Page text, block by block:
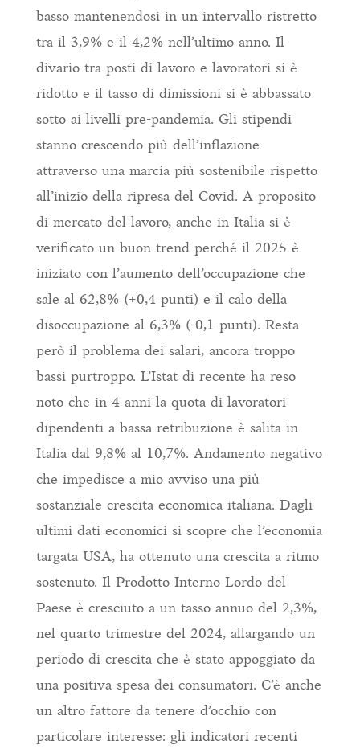
basso mantenendosi in un intervallo ristretto
tra il 3,9% e il 4,2% nell’ultimo anno. Il
divario tra posti di lavoro e lavoratori si è
ridotto e il tasso di dimissioni si è abbassato
sotto ai livelli pre-pandemia. Gli stipendi
stanno crescendo più dell’inflazione
attraverso una marcia più sostenibile rispetto
all’inizio della ripresa del Covid. A proposito
di mercato del lavoro, anche in Italia si è
verificato un buon trend perché il 2025 è
iniziato con l’aumento dell’occupazione che
sale al 62,8% (+0,4 punti) e il calo della
disoccupazione al 6,3% (-0,1 punti). Resta
però il problema dei salari, ancora troppo
bassi purtroppo. L’Istat di recente ha reso
noto che in 4 anni la quota di lavoratori
dipendenti a bassa retribuzione è salita in
Italia dal 9,8% al 10,7%. Andamento negativo
che impedisce a mio avviso una più
sostanziale crescita economica italiana. Dagli
ultimi dati economici si scopre che l’economia
targata USA, ha ottenuto una crescita a ritmo
sostenuto. Il Prodotto Interno Lordo del
Paese è cresciuto a un tasso annuo del 2,3%,
nel quarto trimestre del 2024, allargando un
periodo di crescita che è stato appoggiato da
una positiva spesa dei consumatori. C’è anche
un altro fattore da tenere d’occhio con
particolare interesse: gli indicatori recenti